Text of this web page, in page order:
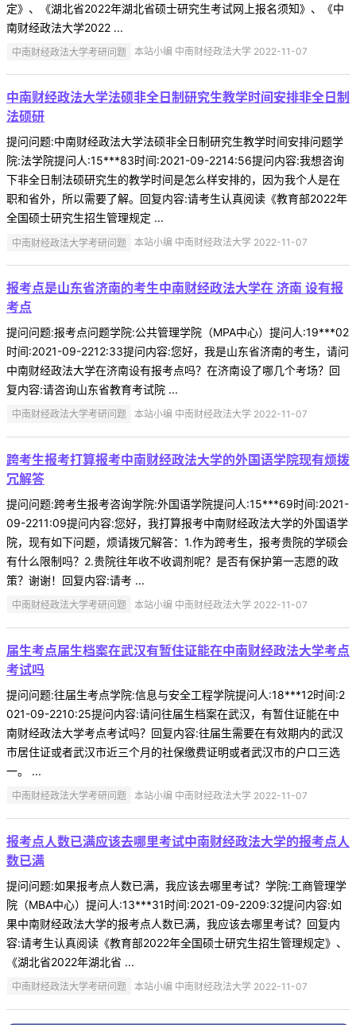
定》、《湖北省2022年湖北省硕士研究生考试网上报名须知》、《中
南财经政法大学2022 ...
中南财经政法大学考研问题 本站小编 中南财经政法大学 2022-11-07
中南财经政法大学法硕非全日制研究生教学时间安排非全日制
法硕研
提问问题:中南财经政法大学法硕非全日制研究生教学时间安排问题学
院:法学院提问人:15***83时间:2021-09-2214:56提问内容:我想咨询
下非全日制法硕研究生的教学时间是怎么样安排的，因为我个人是在
职和省外，所以需要了解。回复内容:请考生认真阅读《教育部2022年
全国硕士研究生招生管理规定 ...
中南财经政法大学考研问题 本站小编 中南财经政法大学 2022-11-07
报考点是山东省济南的考生中南财经政法大学在 济南 设有报
考点
提问问题:报考点问题学院:公共管理学院（MPA中心）提问人:19***02
时间:2021-09-2212:33提问内容:您好，我是山东省济南的考生，请问
中南财经政法大学在济南设有报考点吗？在济南设了哪几个考场？回
复内容:请咨询山东省教育考试院 ...
中南财经政法大学考研问题 本站小编 中南财经政法大学 2022-11-07
跨考生报考打算报考中南财经政法大学的外国语学院现有烦拨
冗解答
提问问题:跨考生报考咨询学院:外国语学院提问人:15***69时间:2021-
09-2211:09提问内容:您好，我打算报考中南财经政法大学的外国语学
院，现有如下问题，烦请拨冗解答：1.作为跨考生，报考贵院的学硕会
有什么限制吗？2.贵院往年收不收调剂呢？是否有保护第一志愿的政
策？谢谢！回复内容:请考 ...
中南财经政法大学考研问题 本站小编 中南财经政法大学 2022-11-07
届生考点届生档案在武汉有暂住证能在中南财经政法大学考点
考试吗
提问问题:往届生考点学院:信息与安全工程学院提问人:18***12时间:2
021-09-2210:25提问内容:请问往届生档案在武汉，有暂住证能在中
南财经政法大学考点考试吗？回复内容:往届生需要在有效期内的武汉
市居住证或者武汉市近三个月的社保缴费证明或者武汉市的户口三选
一。 ...
中南财经政法大学考研问题 本站小编 中南财经政法大学 2022-11-07
报考点人数已满应该去哪里考试中南财经政法大学的报考点人
数已满
提问问题:如果报考点人数已满，我应该去哪里考试？学院:工商管理学
院（MBA中心）提问人:13***31时间:2021-09-2209:32提问内容:如
果中南财经政法大学的报考点人数已满，我应该去哪里考试？回复内
容:请考生认真阅读《教育部2022年全国硕士研究生招生管理规定》、
《湖北省2022年湖北省 ...
中南财经政法大学考研问题 本站小编 中南财经政法大学 2022-11-07